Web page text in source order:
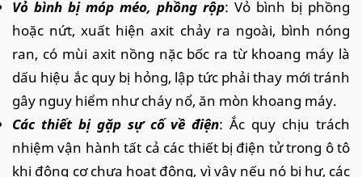
Vỏ bình bị móp méo, phồng rộp: Vỏ bình bị phồng
hoặc nứt, xuất hiện axit chảy ra ngoài, bình nóng
ran, có mùi axit nồng nặc bốc ra từ khoang máy là
dấu hiệu ắc quy bị hỏng, lập tức phải thay mới tránh
gây nguy hiểm như cháy nổ, ăn mòn khoang máy.
Các thiết bị gặp sự cố về điện: Ắc quy chịu trách
nhiệm vận hành tất cả các thiết bị điện tử trong ô tô
khi động cơ chưa hoạt động, vì vậy nếu nó bị hư, các